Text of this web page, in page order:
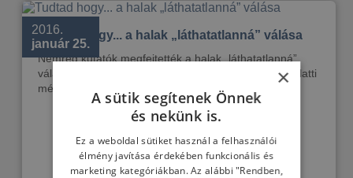
2016.
január 25.
Tudtad hogy... a halak „láthatatlanná” válása
Nemrég kutatók megfejtették a halak „láthatatlanná”
válásának rejtélyét. Az emberi szem számára a víz alatti
mélység...
×
A sütik segítenek Önnek
és nekünk is.
Ez a weboldal sütiket használ a felhasználói
élmény javítása érdekében funkcionális és
marketing kategóriákban. Az alábbi "Rendben,